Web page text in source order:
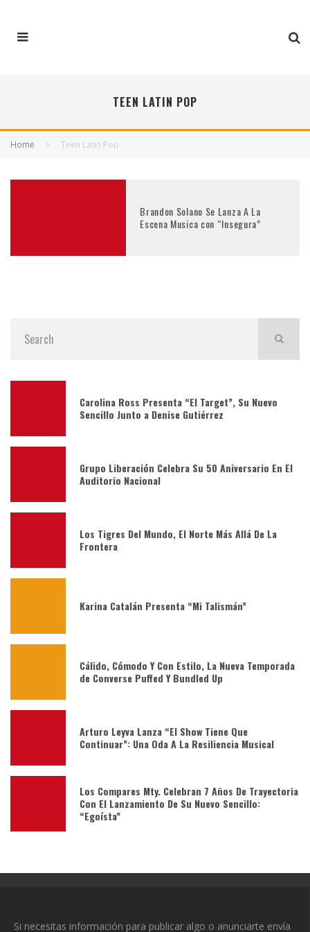
TEEN LATIN POP
Home Teen Latin Pop
Brandon Solano Se Lanza A La
Escena Musica con “Insegura”
Carolina Ross Presenta “El Target”, Su Nuevo
Sencillo Junto a Denise Gutiérrez
Grupo Liberación Celebra Su 50 Aniversario En El
Auditorio Nacional
Los Tigres Del Mundo, El Norte Más Allá De La
Frontera
Karina Catalán Presenta “Mi Talismán”
Cálido, Cómodo Y Con Estilo, La Nueva Temporada
de Converse Puffed Y Bundled Up
Arturo Leyva Lanza “El Show Tiene Que
Continuar”: Una Oda A La Resiliencia Musical
Los Compares Mty. Celebran 7 Años De Trayectoria
Con El Lanzamiento De Su Nuevo Sencillo:
“Egoísta”
Si necesitas información para publicar algo o anunciarte envía